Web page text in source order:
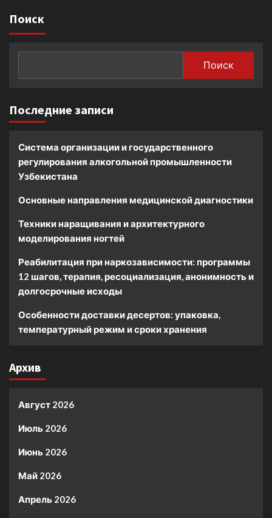
Поиск
Поиск
Последние записи
Система организации и государственного
регулирования алкогольной промышленности
Узбекистана
Основные направления медицинской диагностики
Техники наращивания и архитектурного
моделирования ногтей
Реабилитация при наркозависимости: программы
12 шагов, терапия, ресоциализация, анонимность и
долгосрочные исходы
Особенности доставки десертов: упаковка,
температурный режим и сроки хранения
Архив
Август 2026
Июль 2026
Июнь 2026
Май 2026
Апрель 2026